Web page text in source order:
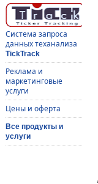
Система запроса
данных теханализа
TickTrack
Реклама и
маркетинговые
услуги
Цены и оферта
Все продукты и
услуги